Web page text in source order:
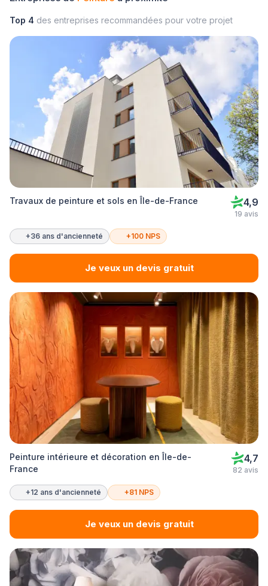
Top 4 des entreprises recommandées pour votre projet
Travaux de peinture et sols en Île-de-France 4,9
19 avis
+36 ans d'ancienneté +100 NPS
Je veux un devis gratuit
Peinture intérieure et décoration en Île-de-
France
4,7
82 avis
+12 ans d'ancienneté +81 NPS
Je veux un devis gratuit